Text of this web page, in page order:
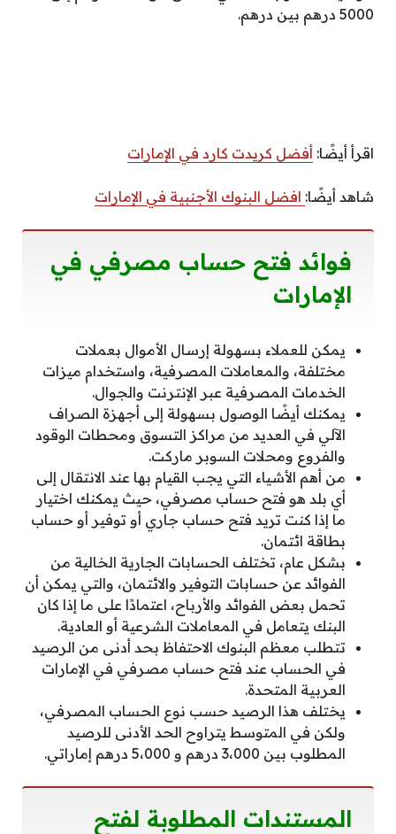
5000 درهم بين درهم.
اقرأ أيضًا: أفضل كريدت كارد في الإمارات
شاهد أيضًا: افضل البنوك الأجنبية في الإمارات
فوائد فتح حساب مصرفي في
الإمارات
يمكن للعملاء بسهولة إرسال الأموال بعملات
مختلفة، والمعاملات المصرفية، واستخدام ميزات
الخدمات المصرفية عبر الإنترنت والجوال.
يمكنك أيضًا الوصول بسهولة إلى أجهزة الصراف
الآلي في العديد من مراكز التسوق ومحطات الوقود
والفروع ومحلات السوبر ماركت.
من أهم الأشياء التي يجب القيام بها عند الانتقال إلى
أي بلد هو فتح حساب مصرفي، حيث يمكنك اختيار
ما إذا كنت تريد فتح حساب جاري أو توفير أو حساب
بطاقة ائتمان.
بشكل عام، تختلف الحسابات الجارية الخالية من
الفوائد عن حسابات التوفير والائتمان، والتي يمكن أن
تحمل بعض الفوائد والأرباح، اعتمادًا على ما إذا كان
البنك يتعامل في المعاملات الشرعية أو العادية.
تتطلب معظم البنوك الاحتفاظ بحد أدنى من الرصيد
في الحساب عند فتح حساب مصرفي في الإمارات
العربية المتحدة.
يختلف هذا الرصيد حسب نوع الحساب المصرفي،
ولكن في المتوسط ​​يتراوح الحد الأدنى للرصيد
المطلوب بين 3،000 درهم و 5،000 درهم إماراتي.
المستندات المطلوبة لفتح